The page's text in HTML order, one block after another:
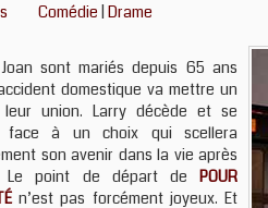
Comédie Drame
sont mariés depuis 65 ans
domestique va mettre un
union. Larry décède et se
face à un choix qui scellera
son avenir dans la vie après
Le point de départ de POUR
n’est pas forcément joyeux. Et